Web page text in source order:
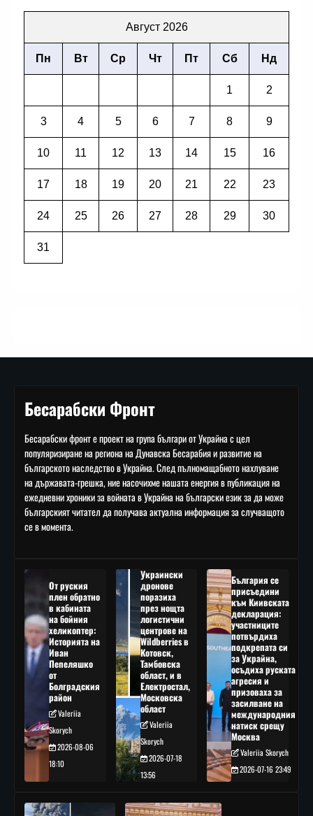
Август 2026
Пн Вт Ср Чт Пт Сб Нд
1 2
3 4 5 6 7 8 9
10 11 12 13 14 15 16
17 18 19 20 21 22 23
24 25 26 27 28 29 30
31
Бесарабски Фронт
Бесарабски фронт е проект на група българи от Украйна с цел
популяризиране на региона на Дунавска Бесарабия и развитие на
българското наследство в Украйна. След пълномащабното нахлуване
на държавата-грешка, ние насочихме нашата енергия в публикация на
ежедневни хроники за войната в Украйна на български език за да може
българският читател да получава актуална информация за случващото
се в момента.
От руския
плен обратно
в кабината
на бойния
хеликоптер:
Историята на
Иван
Пепеляшко
от
Болградския
район
Valeriia
Skorych
2026-08-06
18:10
Украински
дронове
поразиха
през нощта
логистични
центрове на
Wildberries в
Котовск,
Тамбовска
област, и в
Електростал,
Московска
област
Valeriia
Skorych
2026-07-18
13:56
България се
присъедини
към Киивската
декларация:
участниците
потвърдиха
подкрепата си
за Украйна,
осъдиха руската
агресия и
призоваха за
засилване на
международния
натиск срещу
Москва
Valeriia Skorych
2026-07-16 23:49